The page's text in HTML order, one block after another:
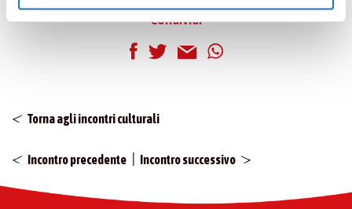
disabilitare soltanto determinate categorie di cookies
e modificare le tue preferenze vai alla nostra
Condividi
Torna agli incontri culturali
Incontro precedente Incontro successivo